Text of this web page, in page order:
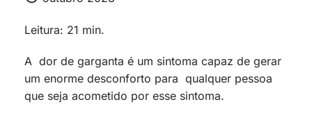
Leitura: 21 min.
A dor de garganta é um sintoma capaz de gerar
um enorme desconforto para qualquer pessoa
que seja acometido por esse sintoma.